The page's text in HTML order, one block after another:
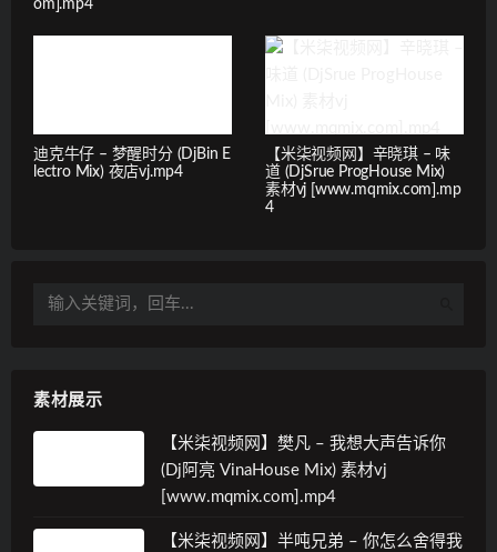
om].mp4
迪克牛仔 – 梦醒时分 (DjBin E
lectro Mix) 夜店vj.mp4
【米柒视频网】辛晓琪 – 味
道 (DjSrue ProgHouse Mix)
素材vj [www.mqmix.com].mp
4
素材展示
【米柒视频网】樊凡 – 我想大声告诉你
(Dj阿亮 VinaHouse Mix) 素材vj
[www.mqmix.com].mp4
【米柒视频网】半吨兄弟 – 你怎么舍得我